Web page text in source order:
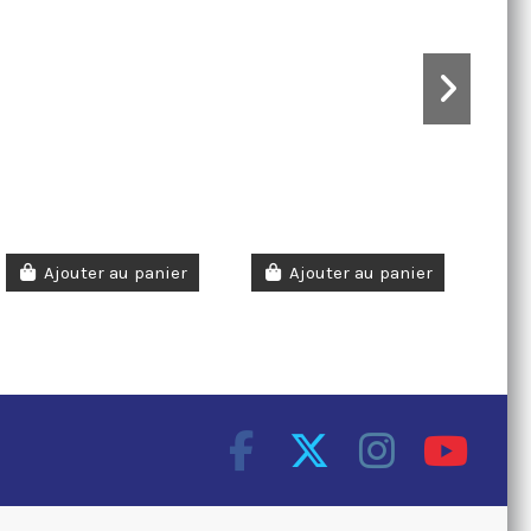
Ajouter au panier Ajouter au panier